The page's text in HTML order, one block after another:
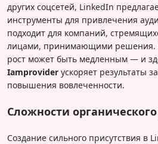
других соцсетей, LinkedIn
инструменты для привлечения
подходит для компаний,
лицами, принимающими решения.
рост может быть медленным — и
Iamprovider ускоряет результаты
повышения вовлеченности.
Сложности
Создание сильного присутствия в